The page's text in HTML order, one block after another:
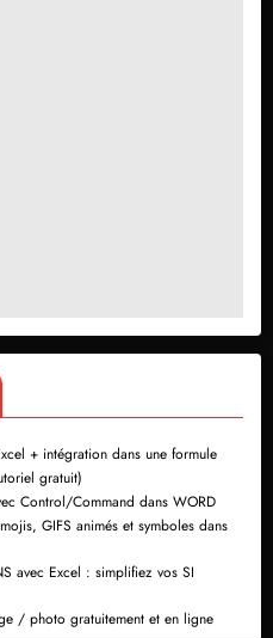
+ intégration dans une formule
gratuit)
Control/Command dans WORD
GIFS animés et symboles dans
avec Excel : simplifiez vos SI
/ photo gratuitement et en ligne